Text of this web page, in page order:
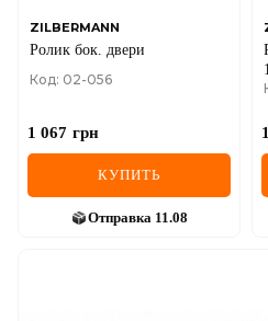
ZILBERMANN
Ролик бок. двери
Код: 02-056
1 067 грн
КУПИТЬ
Отправка 11.08